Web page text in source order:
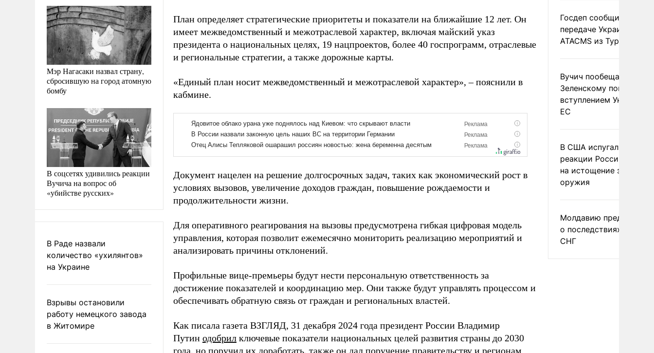
Мэр Нагасаки назвал страну,
сбросившую на город атомную
бомбу
В соцсетях удивились реакции
Вучича на вопрос об
«убийстве русских»
В Раде назвали
количество «ухилянтов»
на Украине
Взрывы остановили
работу немецкого завода
в Житомире
План определяет стратегические приоритеты и показатели на ближайшие 12 лет. Он
имеет межведомственный и межотраслевой характер, включая майский указ
президента о национальных целях, 19 нацпроектов, более 40 госпрограмм, отраслевые
и региональные стратегии, а также дорожные карты.
«Единый план носит межведомственный и межотраслевой характер», – пояснили в
кабмине.
Документ нацелен на решение долгосрочных задач, таких как экономический рост в
условиях вызовов, увеличение доходов граждан, повышение рождаемости и
продолжительности жизни.
Для оперативного реагирования на вызовы предусмотрена гибкая цифровая модель
управления, которая позволит ежемесячно мониторить реализацию мероприятий и
анализировать причины отклонений.
Профильные вице-премьеры будут нести персональную ответственность за
достижение показателей и координацию мер. Они также будут управлять процессом и
обеспечивать обратную связь от граждан и региональных властей.
Как писала газета ВЗГЛЯД, 31 декабря 2024 года президент России Владимир
Путин одобрил ключевые показатели национальных целей развития страны до 2030
года, но поручил их доработать, также он дал поручение правительству и регионам
Госдеп сообщил о
передаче Украине
ATACMS из Турции
Вучич пообещал
Зеленскому помочь со
вступлением Украины в
ЕС
В США испугались
реакции России и
на истощение запасов
оружия
Молдавию
о последствиях выхода
СНГ